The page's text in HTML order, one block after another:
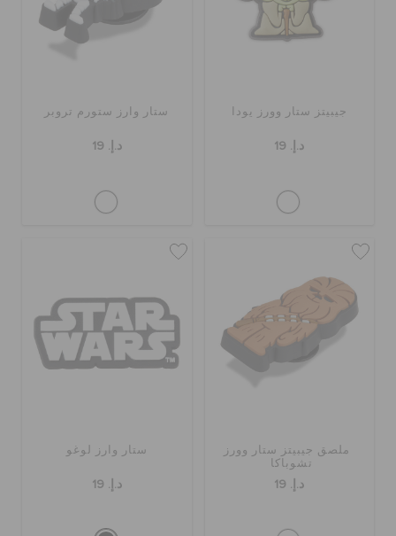
تحديد موقع المتجر
الطلبيات المرتجعة
جيبيتز ستار وورز يودا
د.إ. 19
ستار وارز ستورم تروبر
د.إ. 19
ملصق جيبيتز ستار وورز
تشوباكا
د.إ. 19
ستار وارز لوغو
د.إ. 19